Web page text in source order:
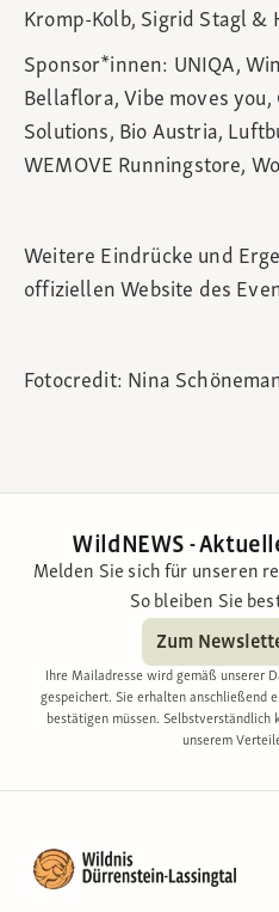
Kromp-Kolb, Sigrid Stagl &
Sponsor*innen: UNIQA,
Bellaflora, Vibe moves you,
Solutions, Bio Austria,
WEMOVE Runningstore,
Weitere Eindrücke und
offiziellen Website des
Fotocredit: Nina
WildNEWS -
Melden Sie sich für unseren
So bleiben Sie
Zum
Ihre Mailadresse wird gemäß unserer
gespeichert. Sie erhalten anschließend
bestätigen müssen. Selbstverständlich
unserem